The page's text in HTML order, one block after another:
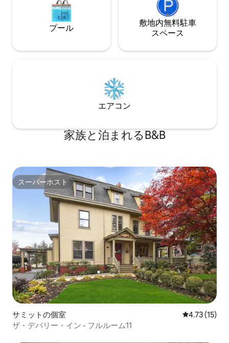
夕食用食器、調理器具を備えたキッチン
が完備されており、家のような心地よさ
で旅行を楽しむことができます。 キッチ
スが備わっており、専用キッチンで調理
きなクローゼットに収納して、滞在をシ
ンプルにして、日当たりを浴びましょ
う。 クイーンベッドには柔らかいシーツ
と心地よいキルトがセットで用意されて
あるので、1日の終わりに快適に眠ること
ができます。 屋外では、埋め込み型プー
ルの周りで豪華にくつろぐか、2階のテラ
ア、快適なソファーがあるので、プール
とパティオエリア全体で最適な座席を提
供します。 裏にあるピクニックテーブル
は、太陽の下で長い1日を過ごした後のラ
ンチに最適な設定です。 敷地内に駐車場
があるので、車両に簡単にアクセスで
き、荷物の積み下ろしができます。 ファ
ミリー向けでありながら、楽しく活気に
満ちた雰囲気で、誰にとっても適したバ
ケーション先となっています。 ビーチや
ボードウォークからわずか数ブロックの
ワイルドウッドの中心部に位置し、すぐ
近くに人気のバーやレストランがある島
のアクションに浸ることができます。 マ
ービスダイナーでリフレッシュできる朝
食やブランチを堪能したり、ダッファー
ズレストランやオールドファッションア
プール
敷地内無料駐⁠車
ス⁠ペ⁠ー⁠ス
エアコン
家族と泊まれるB&B
スーパーホスト
スーパーホスト
サミットの個室 レビュー15
4.73 (15)
ザ・デバリー・イン - フルルーム11